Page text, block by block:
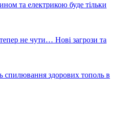
та електрикою буде тільки
не чути… Нові загрози та
спилювання здорових тополь в